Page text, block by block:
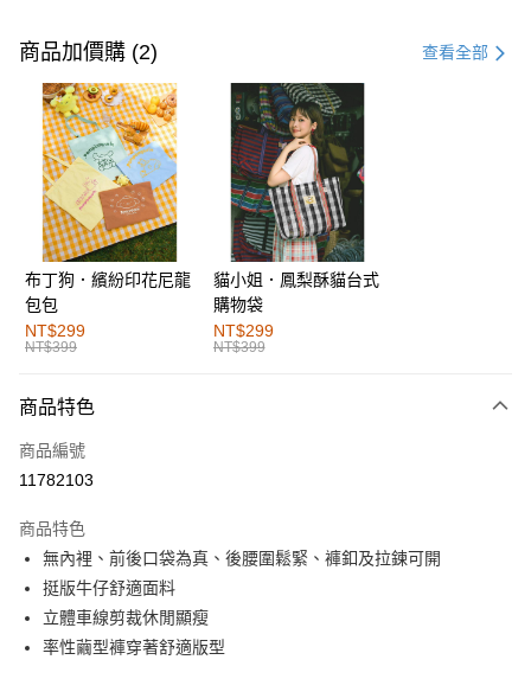
信用卡一次付款
購物金
超商取貨付款
LINE Pay
街口支付
運送方式
全家取貨付款
每筆NT$60，滿NT$1,000(含以上)免運費
付款後全家取貨
萊爾富取貨付款
付款後萊爾富取貨
每筆NT$60，滿NT$1,000(含以上)免運費
7-11取貨付款
每筆NT$60，滿NT$1,000(含以上)免運費
商品加價購 (2) 查看全部
布丁狗．繽紛印花尼龍
包包
NT$299
NT$399
貓小姐．鳳梨酥貓台式
購物袋
NT$299
NT$399
商品特色
商品編號
11782103
商品特色
無內裡、前後口袋為真、後腰圍鬆緊、褲釦及拉鍊可開
挺版牛仔舒適面料
立體車線剪裁休閒顯瘦
率性繭型褲穿著舒適版型